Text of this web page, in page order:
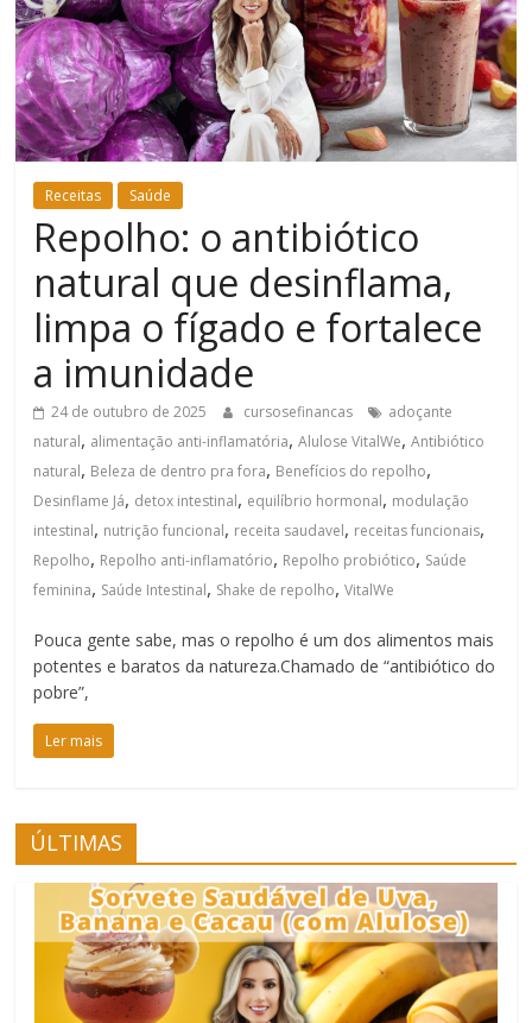
Estar
Receitas Saúde
Repolho: o antibiótico
natural que desinflama,
limpa o fígado e fortalece
a imunidade
24 de outubro de 2025 cursosefinancas
adoçante
natural, alimentação anti-inflamatória,Alulose VitalWe,Antibiótico
natural, Beleza de dentro pra fora, Benefícios do repolho,
Desinflame Já, detox intestinal, equilíbrio hormonal, modulação
intestinal, nutrição funcional, receita saudavel, receitas funcionais,
Repolho, Repolho anti-inflamatório, Repolho probiótico, Saúde
feminina, Saúde Intestinal, Shake de repolho,VitalWe
Pouca gente sabe, mas o repolho é um dos alimentos mais
potentes e baratos da natureza.Chamado de “antibiótico do
pobre”,
Ler mais
ÚLTIMAS